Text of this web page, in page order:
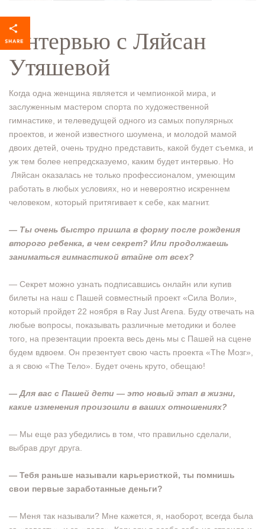
Интервью с Ляйсан
Утяшевой
Когда одна женщина является и чемпионкой мира, и
заслуженным мастером спорта по художественной
гимнастике, и телеведущей одного из самых популярных
проектов, и женой известного шоумена, и молодой мамой
двоих детей, очень трудно представить, какой будет съемка, и
уж тем более непредсказуемо, каким будет интервью. Но
Ляйсан оказалась не только профессионалом, умеющим
работать в любых условиях, но и невероятно искреннем
человеком, который притягивает к себе, как магнит.
— Ты очень быстро пришла в форму после рождения
второго ребенка, в чем секрет? Или продолжаешь
заниматься гимнастикой втайне от всех?
— Секрет можно узнать подписавшись онлайн или купив
билеты на наш с Пашей совместный проект «Сила Воли»,
который пройдет 22 ноября в Ray Just Arena. Буду отвечать на
любые вопросы, показывать различные методики и более
того, на презентации проекта весь день мы с Пашей на сцене
будем вдвоем. Он презентует свою часть проекта «The Мозг»,
а я свою «The Тело». Будет очень круто, обещаю!
— Для вас с Пашей дети — это новый этап в жизни,
какие изменения произошли в ваших отношениях?
— Мы еще раз убедились в том, что правильно сделали,
выбрав друг друга.
— Тебя раньше называли карьеристкой, ты помнишь
свои первые заработанные деньги?
— Меня так называли? Мне кажется, я, наоборот, всегда была